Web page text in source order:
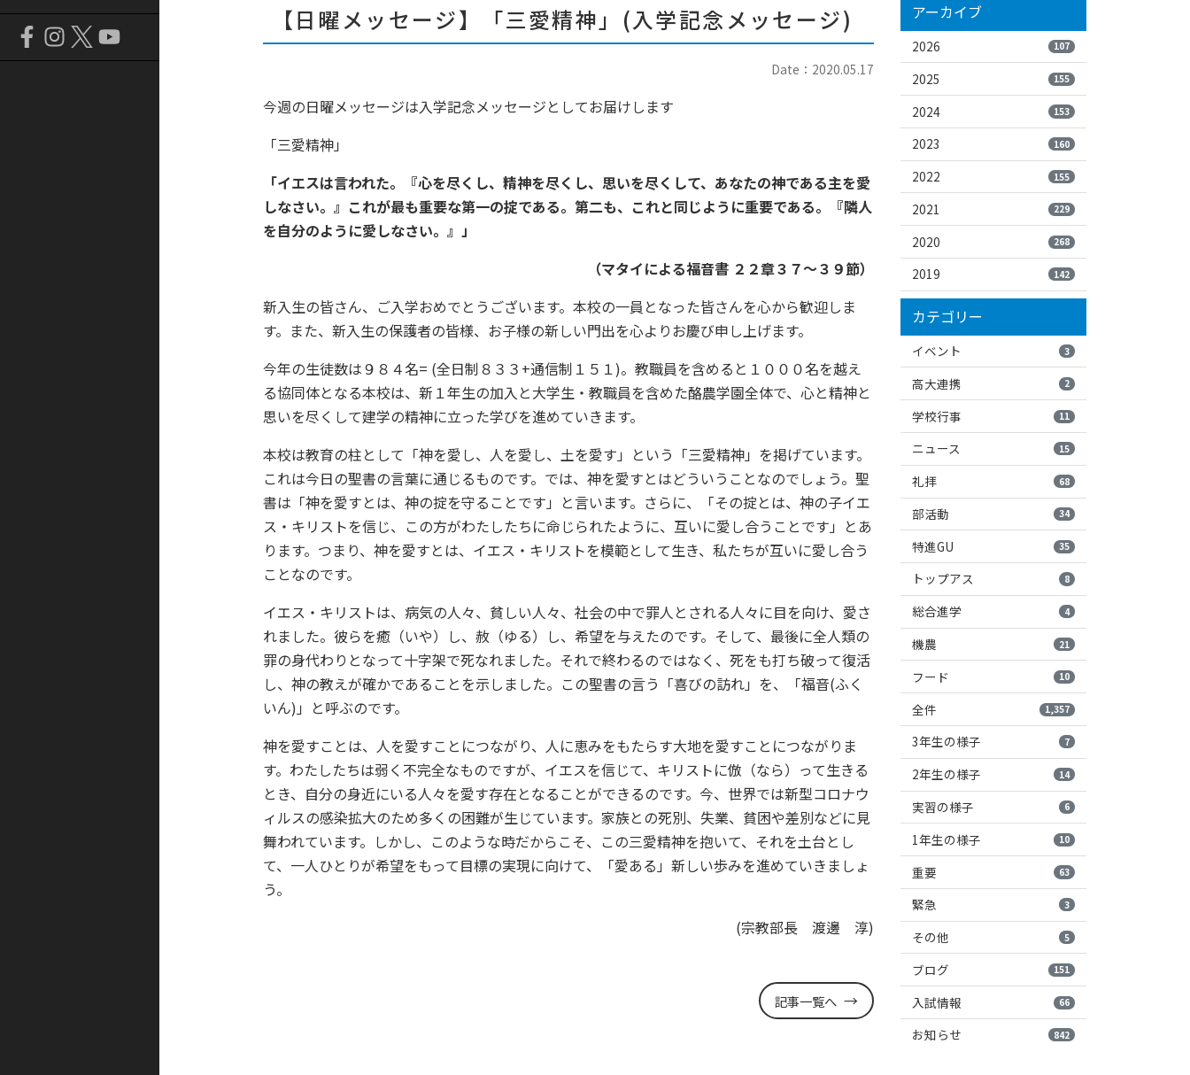
【日曜メッセージ】「三愛精神」(入学記念メッセージ)
Date：2020.05.17
今週の日曜メッセージは入学記念メッセージとしてお届けします
「三愛精神」
「イエスは言われた。『心を尽くし、精神を尽くし、思いを尽くして、あなたの神である主を愛
しなさい。』これが最も重要な第一の掟である。第二も、これと同じように重要である。『隣人
を自分のように愛しなさい。』」
（マタイによる福音書 ２２章３７～３９節）
新入生の皆さん、ご入学おめでとうございます。本校の一員となった皆さんを心から歓迎しま
す。また、新入生の保護者の皆様、お子様の新しい門出を心よりお慶び申し上げます。
今年の生徒数は９８４名= (全日制８３３+通信制１５１)。教職員を含めると１０００名を越え
る協同体となる本校は、新１年生の加入と大学生・教職員を含めた酪農学園全体で、心と精神と
思いを尽くして建学の精神に立った学びを進めていきます。
本校は教育の柱として「神を愛し、人を愛し、土を愛す」という「三愛精神」を掲げています。
これは今日の聖書の言葉に通じるものです。では、神を愛すとはどういうことなのでしょう。聖
書は「神を愛すとは、神の掟を守ることです」と言います。さらに、「その掟とは、神の子イエ
ス・キリストを信じ、この方がわたしたちに命じられたように、互いに愛し合うことです」とあ
ります。つまり、神を愛すとは、イエス・キリストを模範として生き、私たちが互いに愛し合う
ことなのです。
イエス・キリストは、病気の人々、貧しい人々、社会の中で罪人とされる人々に目を向け、愛さ
れました。彼らを癒（いや）し、赦（ゆる）し、希望を与えたのです。そして、最後に全人類の
罪の身代わりとなって十字架で死なれました。それで終わるのではなく、死をも打ち破って復活
し、神の教えが確かであることを示しました。この聖書の言う「喜びの訪れ」を、「福音(ふく
いん)」と呼ぶのです。
神を愛すことは、人を愛すことにつながり、人に恵みをもたらす大地を愛すことにつながりま
す。わたしたちは弱く不完全なものですが、イエスを信じて、キリストに倣（なら）って生きる
とき、自分の身近にいる人々を愛す存在となることができるのです。今、世界では新型コロナウ
ィルスの感染拡大のため多くの困難が生じています。家族との死別、失業、貧困や差別などに見
舞われています。しかし、このような時だからこそ、この三愛精神を抱いて、それを土台とし
て、一人ひとりが希望をもって目標の実現に向けて、「愛ある」新しい歩みを進めていきましょ
う。
(宗教部長 渡邊 淳)
記事一覧へ
アーカイブ
2026 107
2025 155
2024 153
2023 160
2022 155
2021 229
2020 268
2019 142
カテゴリー
イベント 3
高大連携 2
学校行事 11
ニュース 15
礼拝 68
部活動 34
特進GU 35
トップアス 8
総合進学 4
機農 21
フード 10
全件 1,357
3年生の様子 7
2年生の様子 14
実習の様子 6
1年生の様子 10
重要 63
緊急 3
その他 5
ブログ 151
入試情報 66
お知らせ 842